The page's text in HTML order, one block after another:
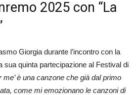
2025 con “La
Giorgia durante l’incontro con la
sua quinta partecipazione al Festival di
me’ è una canzone che già dal primo
come mi emozionano le canzoni di